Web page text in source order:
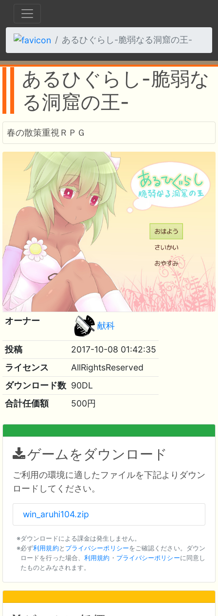
あるひぐらし-脆弱なる洞窟の王-
あるひぐらし-脆弱な
る洞窟の王-
春の散策重視ＲＰＧ
オーナー 献科
投稿
2017-10-08 01:42:35
ライセンス
AllRightsReserved
ダウンロード数 90DL
合計任価額
500円
ゲームをダウンロード
ご利用の環境に適したファイルを下記よりダウン
ロードしてください。
win_aruhi104.zip
ダウンロードによる課金は発生しません。
必ず利用規約と プライバシーポリシーをご確認ください。ダウン
ロードを行った場合、利用規約 ・ プライバシーポリシーに同意し
たものとみなされます。